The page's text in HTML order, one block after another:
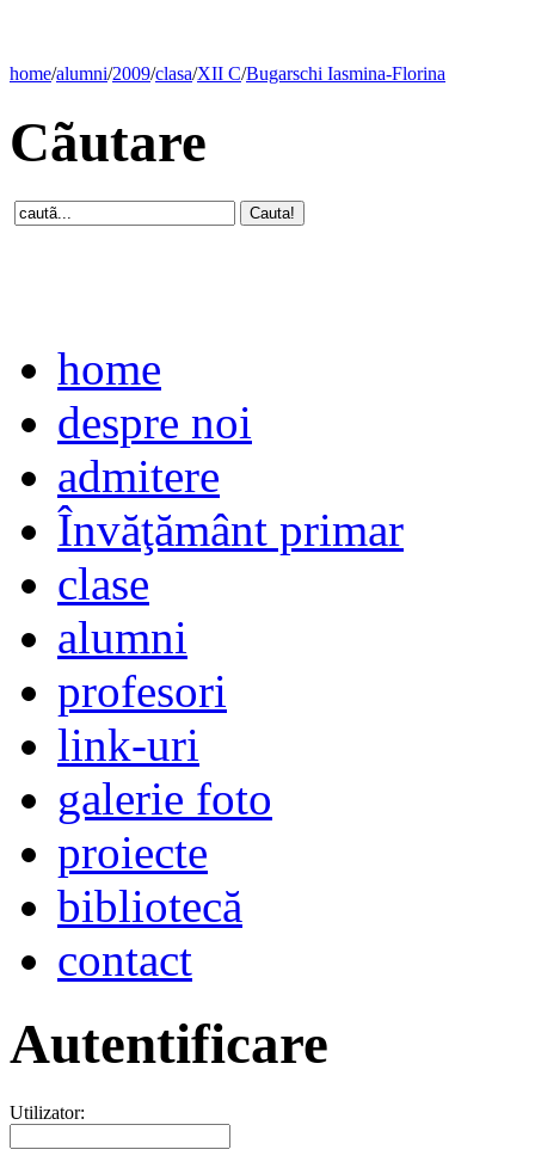
home/alumni/2009/clasa/XII C/Bugarschi Iasmina-Florina
Cãutare
home
despre noi
admitere
Învăţământ primar
clase
alumni
profesori
link-uri
galerie foto
proiecte
bibliotecă
contact
Autentificare
Utilizator: